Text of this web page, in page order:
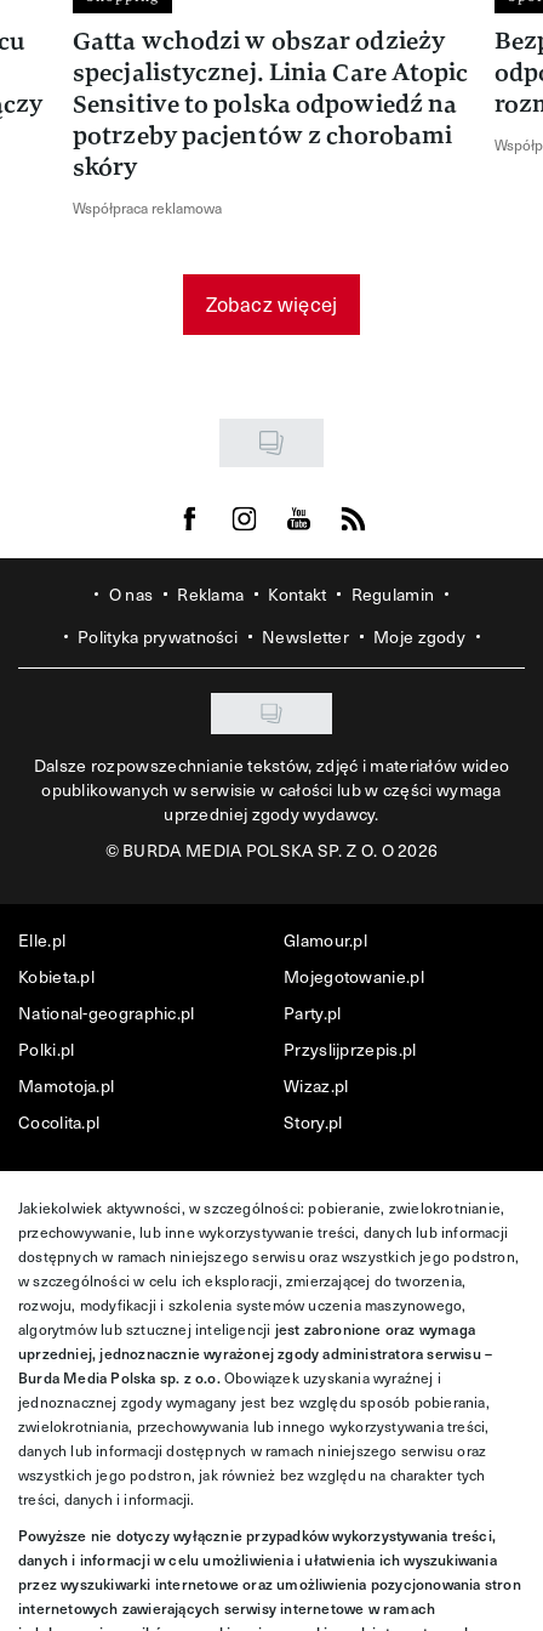
Gatta wchodzi w obszar odzieży
specjalistycznej. Linia Care Atopic
Sensitive to polska odpowiedź na
potrzeby pacjentów z chorobami
skóry
Współpraca reklamowa
Zobacz więcej
Visit us on Facebook
Visit us on Instagram
Visit us on Youtube
Visit us on Rss
O nas Reklama Kontakt
Regulamin
Polityka prywatności
Newsletter Moje zgody
Dalsze rozpowszechnianie tekstów, zdjęć i materiałów wideo
opublikowanych w serwisie w całości lub w części wymaga
uprzedniej zgody wydawcy.
©BURDA MEDIA POLSKA SP. Z O. O 2026
Elle.pl
Glamour.pl
Kobieta.pl
Mojegotowanie.pl
National-geographic.pl
Party.pl
Polki.pl
Przyslijprzepis.pl
Mamotoja.pl
Wizaz.pl
Cocolita.pl
Story.pl
Jakiekolwiek aktywności, w szczególności: pobieranie, zwielokrotnianie,
przechowywanie, lub inne wykorzystywanie treści, danych lub informacji
dostępnych w ramach niniejszego serwisu oraz wszystkich jego podstron,
w szczególności w celu ich eksploracji, zmierzającej do tworzenia,
rozwoju, modyfikacji i szkolenia systemów uczenia maszynowego,
algorytmów lub sztucznej inteligencji jest zabronione oraz wymaga
uprzedniej, jednoznacznie wyrażonej zgody administratora serwisu –
Burda Media Polska sp. z o.o.Obowiązek uzyskania wyraźnej i
jednoznacznej zgody wymagany jest bez względu sposób pobierania,
zwielokrotniania, przechowywania lub innego wykorzystywania treści,
danych lub informacji dostępnych w ramach niniejszego serwisu oraz
wszystkich jego podstron, jak również bez względu na charakter tych
treści, danych i informacji.
Powyższe nie dotyczy wyłącznie przypadków wykorzystywania treści,
danych i informacji w celu umożliwienia i ułatwienia ich wyszukiwania
przez wyszukiwarki internetowe oraz umożliwienia pozycjonowania stron
internetowych zawierających serwisy internetowe w ramach